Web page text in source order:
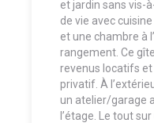
et jardin sans vis-
de vie avec
et une chambre à
rangement. Ce
revenus locatifs
privatif. À
un atelier/garage
l’étage. Le tout